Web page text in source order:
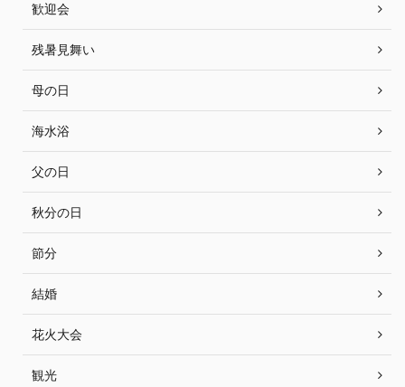
歓迎会
残暑見舞い
母の日
海水浴
父の日
秋分の日
節分
結婚
花火大会
観光